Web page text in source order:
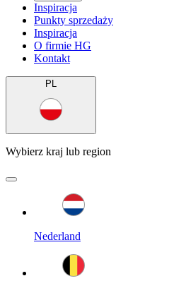
Inspiracja
Punkty sprzedaży
Inspiracja
O firmie HG
Kontakt
PL
Wybierz kraj lub region
Nederland